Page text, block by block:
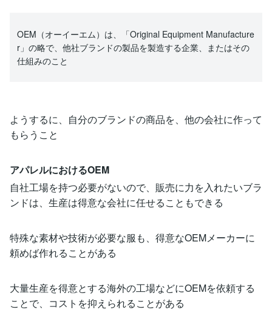
OEM（オーイーエム）は、「Original Equipment Manufacture
r」の略で、他社ブランドの製品を製造する企業、またはその
仕組みのこと
ようするに、自分のブランドの商品を、他の会社に作って
もらうこと
アパレルにおけるOEM
自社工場を持つ必要がないので、販売に力を入れたいブラ
ンドは、生産は得意な会社に任せることもできる
特殊な素材や技術が必要な服も、得意なOEMメーカーに
頼めば作れることがある
大量生産を得意とする海外の工場などにOEMを依頼する
ことで、コストを抑えられることがある